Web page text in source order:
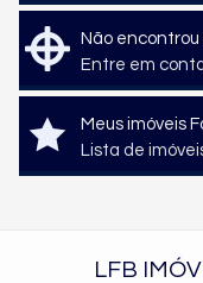
Não encontrou
Entre em
Meus imóveis
Lista de
LFB